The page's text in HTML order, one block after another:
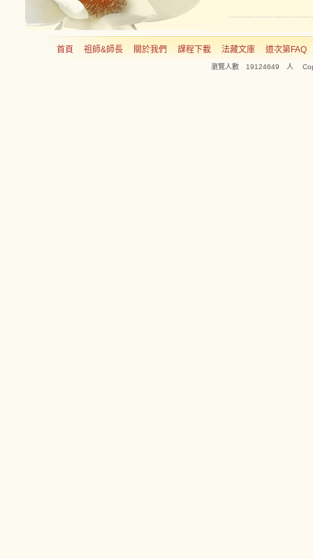
首頁 祖師&師長 關於我們 課程下載 法藏文庫 道次第FAQ
瀏覽人數 19124649 人